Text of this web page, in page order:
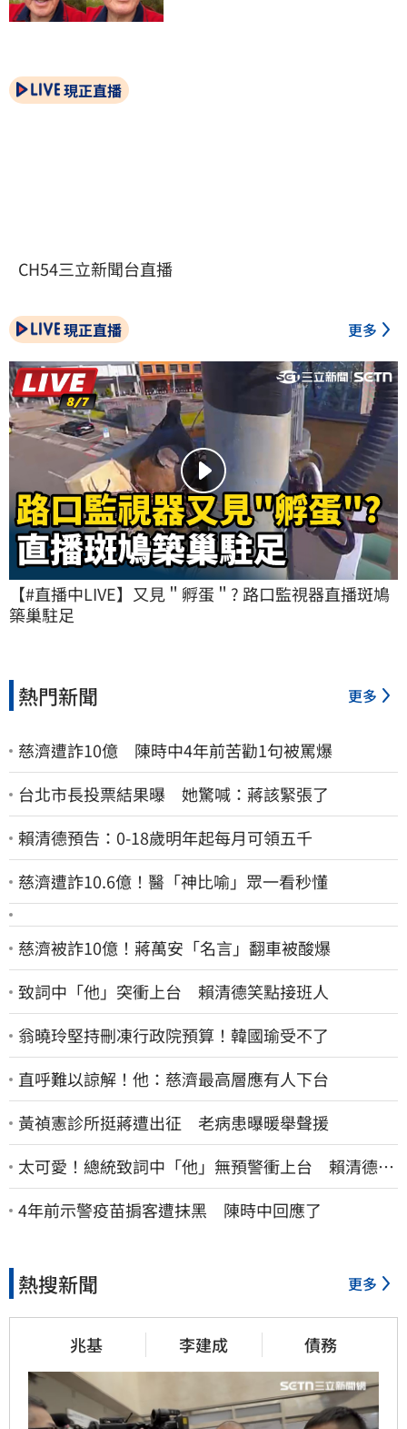
現正直播
CH54三立新聞台直播
現正直播 更多
【#直播中LIVE】又見＂孵蛋＂? 路口監視器直播斑鳩
築巢駐足
熱門新聞 更多
慈濟遭詐10億 陳時中4年前苦勸1句被罵爆
台北市長投票結果曝 她驚喊：蔣該緊張了
賴清德預告：0-18歲明年起每月可領五千
慈濟遭詐10.6億！醫「神比喻」眾一看秒懂
慈濟被詐10億！蔣萬安「名言」翻車被酸爆
致詞中「他」突衝上台 賴清德笑點接班人
翁曉玲堅持刪凍行政院預算！韓國瑜受不了
直呼難以諒解！他：慈濟最高層應有人下台
黃禎憲診所挺蔣遭出征 老病患曝暖舉聲援
太可愛！總統致詞中「他」無預警衝上台 賴清德笑
喊：卸任再交棒給你
4年前示警疫苗掮客遭抹黑 陳時中回應了
熱搜新聞 更多
兆基 李建成 債務